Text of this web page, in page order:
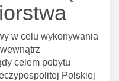
w celu wykonywania
celem pobytu
Polskiej
decyzji o cofnięciu
lub cofnięciu
pracy